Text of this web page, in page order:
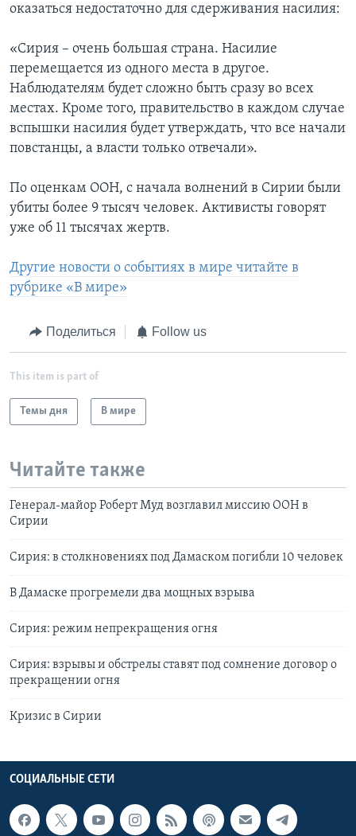
оказаться недостаточно для сдерживания насилия:
«Сирия – очень большая страна. Насилие
перемещается из одного места в другое.
Наблюдателям будет сложно быть сразу во всех
местах. Кроме того, правительство в каждом случае
вспышки насилия будет утверждать, что все начали
повстанцы, а власти только отвечали».
По оценкам ООН, с начала волнений в Сирии были
убиты более 9 тысяч человек. Активисты говорят
уже об 11 тысячах жертв.
Другие новости о событиях в мире читайте в
рубрике «В мире»
Поделиться Follow us
This item is part of
Темы дня В мире
Читайте также
Генерал-майор Роберт Муд возглавил миссию ООН в
Сирии
Сирия: в столкновениях под Дамаском погибли 10 человек
В Дамаске прогремели два мощных взрыва
Сирия: режим непрекращения огня
Сирия: взрывы и обстрелы ставят под сомнение договор о
прекращении огня
Кризис в Сирии
СОЦИАЛЬНЫЕ СЕТИ